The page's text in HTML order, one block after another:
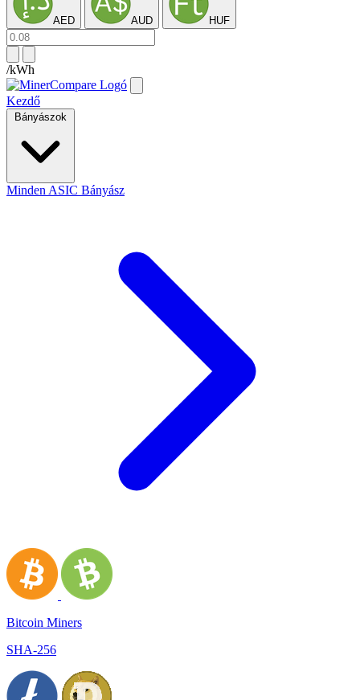
AED AUD HUF
/kWh
Kezdő
Bányászok
Minden ASIC Bányász
Bitcoin Miners
SHA-256